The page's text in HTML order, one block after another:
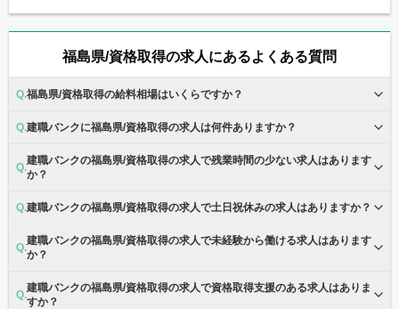
福島県/資格取得の求人にあるよくある質問
福島県/資格取得の給料相場はいくらですか？
建職バンクに福島県/資格取得の求人は何件ありますか？
建職バンクの福島県/資格取得の求人で残業時間の少ない求人はあります
か？
建職バンクの福島県/資格取得の求人で土日祝休みの求人はありますか？
建職バンクの福島県/資格取得の求人で未経験から働ける求人はあります
か？
建職バンクの福島県/資格取得の求人で資格取得支援のある求人はありま
すか？